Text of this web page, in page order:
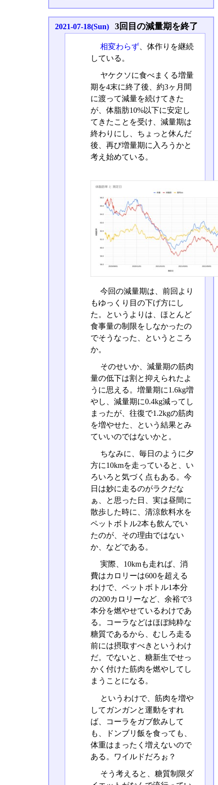
2021-07-18(Sun) 3回目の減量期を終了
相変わらず、体作りを継続
している。
ヤケクソに食べまくる増量
期を4末に終了後、約3ヶ月間
に渡って減量を続けてきた
が、体脂肪10%以下に安定し
てきたことを受け、減量期は
終わりにし、ちょっと休んだ
後、再び増量期に入ろうかと
考え始めている。
今回の減量期は、前回より
もゆっくり目の下げ方にし
た。というよりは、ほとんど
食事量の制限をしなかったの
でそうなった、というところ
か。
そのせいか、減量期の筋肉
量の低下は割と抑えられたよ
うに思える。増量期に1.6kg増
やし、減量期に0.4kg減ってし
まったが、往復で1.2kgの筋肉
を増やせた、という結果とみ
ていいのではないかと。
ちなみに、毎日のように夕
方に10kmを走っていると、い
ろいろと気づく点もある。今
日は妙に走るのがラクだな
ぁ、と思った日、実は昼間に
散歩した時に、清涼飲料水を
ペットボトル2本も飲んでい
たのが、その理由ではない
か、などである。
実際、10kmも走れば、消
費はカロリーは600を超える
わけで、ペットボトル1本分
の200カロリーなど、余裕で3
本分を燃やせているわけであ
る。コーラなどはほぼ純粋な
糖質であるから、むしろ走る
前には摂取すべきというわけ
だ。でないと、糖新生でせっ
かく付けた筋肉を燃やしてし
まうことになる。
というわけで、筋肉を増や
してガンガンと運動をすれ
ば、コーラをガブ飲みして
も、ドンブリ飯を食っても、
体重はまったく増えないので
ある。ワイルドだろぉ？
そう考えると、糖質制限ダ